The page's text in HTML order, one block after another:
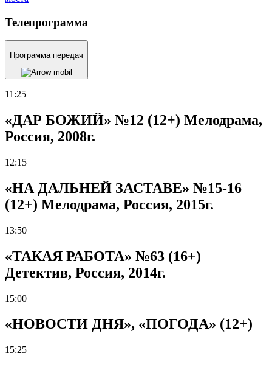
Телепрограмма
Программа передач
11:25
«ДАР БОЖИЙ» №12 (12+) Мелодрама,
Россия, 2008г.
12:15
«НА ДАЛЬНЕЙ ЗАСТАВЕ» №15-16
(12+) Мелодрама, Россия, 2015г.
13:50
«ТАКАЯ РАБОТА» №63 (16+)
Детектив, Россия, 2014г.
15:00
«НОВОСТИ ДНЯ», «ПОГОДА» (12+)
15:25